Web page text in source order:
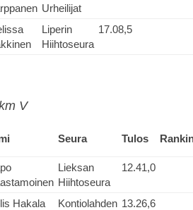
Urheilijat
Liperin
Hiihtoseura
17.08,5
V
Seura Tulos
Lieksan
Hiihtoseura
12.41,0
Hakala
Kontiolahden 13.26,6